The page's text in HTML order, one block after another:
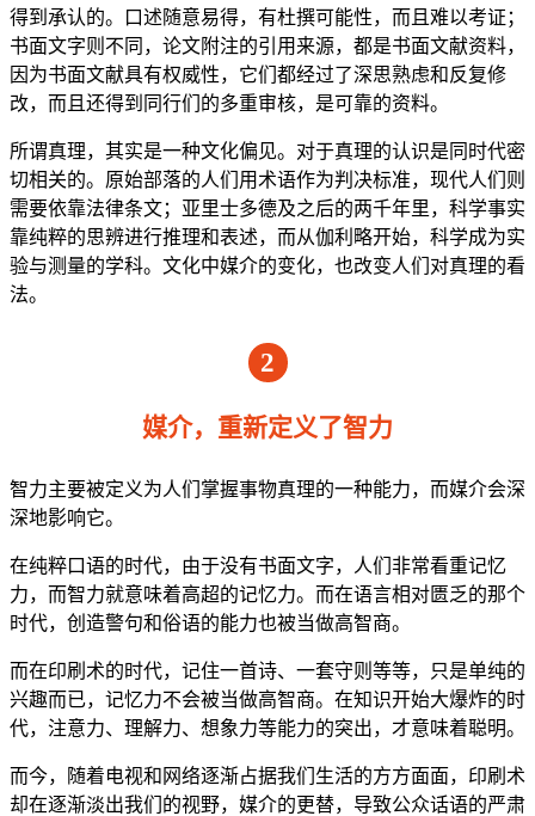
得到承认的。口述随意易得，有杜撰可能性，而且难以考证；
书面文字则不同，论文附注的引用来源，都是书面文献资料，
因为书面文献具有权威性，它们都经过了深思熟虑和反复修
改，而且还得到同行们的多重审核，是可靠的资料。
所谓真理，其实是一种文化偏见。对于真理的认识是同时代密
切相关的。原始部落的人们用术语作为判决标准，现代人们则
需要依靠法律条文；亚里士多德及之后的两千年里，科学事实
靠纯粹的思辨进行推理和表述，而从伽利略开始，科学成为实
验与测量的学科。文化中媒介的变化，也改变人们对真理的看
法。
2
媒介，重新定义了智力
智力主要被定义为人们掌握事物真理的一种能力，而媒介会深
深地影响它。
在纯粹口语的时代，由于没有书面文字，人们非常看重记忆
力，而智力就意味着高超的记忆力。而在语言相对匮乏的那个
时代，创造警句和俗语的能力也被当做高智商。
而在印刷术的时代，记住一首诗、一套守则等等，只是单纯的
兴趣而已，记忆力不会被当做高智商。在知识开始大爆炸的时
代，注意力、理解力、想象力等能力的突出，才意味着聪明。
而今，随着电视和网络逐渐占据我们生活的方方面面，印刷术
却在逐渐淡出我们的视野，媒介的更替，导致公众话语的严肃